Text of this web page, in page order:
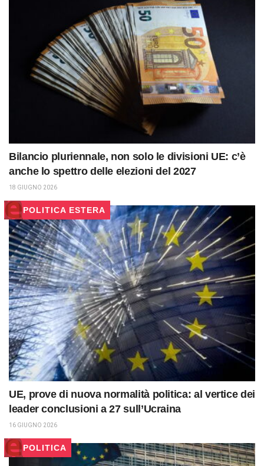
Bilancio pluriennale, non solo le divisioni UE: c’è
anche lo spettro delle elezioni del 2027
18 GIUGNO 2026
POLITICA ESTERA
UE, prove di nuova normalità politica: al vertice dei
leader conclusioni a 27 sull’Ucraina
16 GIUGNO 2026
POLITICA